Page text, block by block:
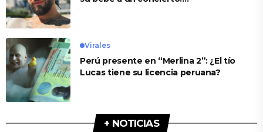
Virales
Perú presente en “Merlina 2”: ¿El tío
Lucas tiene su licencia peruana?
+ NOTICIAS